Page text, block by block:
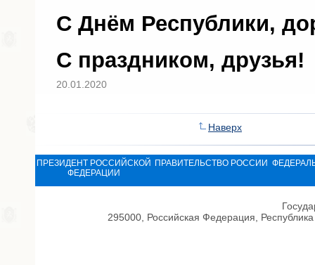
С Днём Республики,
С праздником, друзья!
20.01.2020
Наверх
ПРЕЗИДЕНТ РОССИЙСКОЙ
ФЕДЕРАЦИИ
ПРАВИТЕЛЬСТВО РОССИИ
295000, Российская Федерация,